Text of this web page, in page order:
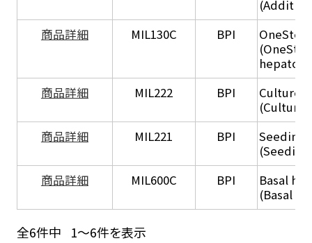
商品詳細
MIL130C BPI
商品詳細
MIL222 BPI
Culture
(Culture
商品詳細
MIL221 BPI
Seeding
商品詳細
MIL600C BPI
Basal
(Basal
全6件中 1～6件を表示